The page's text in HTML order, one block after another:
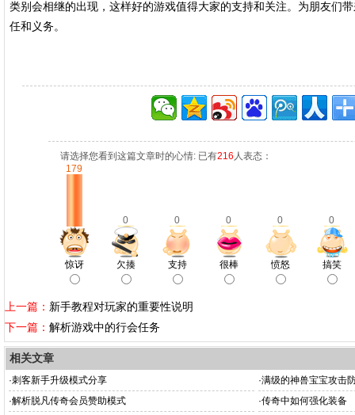
类别会相继的出现，这样好的游戏值得大家的支持和关注。为朋友们
任和义务。
请选择您看到这篇文章时的心情: 已有216 人表态：
179
0 0 0 0 0
惊讶 欠揍 支持 很棒 愤怒 搞笑
上一篇： 新手教程对玩家的重要性说明
下一篇： 解析游戏中的行会任务
相关文章
·刺客新手升级模式分享 ·满级的神兽宝宝攻击
·解析脱凡传奇会员赞助模式 ·传奇中如何强化装备